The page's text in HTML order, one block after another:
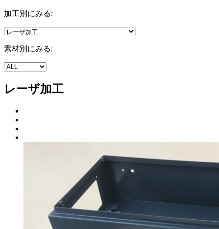
加工別にみる:
素材別にみる:
レーザ加工